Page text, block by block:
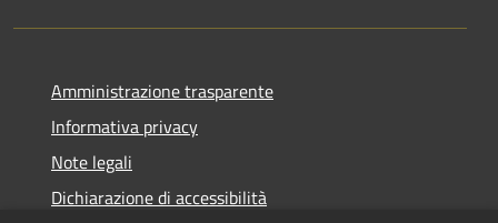
Amministrazione trasparente
Informativa privacy
Note legali
Dichiarazione di accessibilità